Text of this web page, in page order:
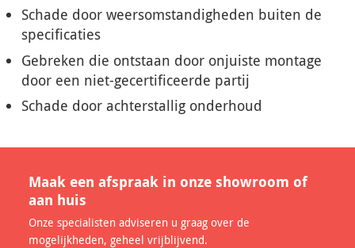
Schade door weersomstandigheden buiten de
specificaties
Gebreken die ontstaan door onjuiste montage
door een niet-gecertificeerde partij
Schade door achterstallig onderhoud
Maak een afspraak in onze showroom of
aan huis
Onze specialisten adviseren u graag over de
mogelijkheden, geheel vrijblijvend.